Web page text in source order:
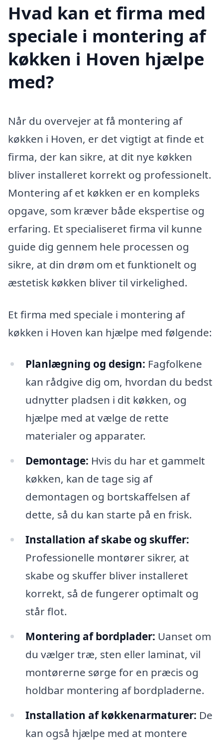
Hvad kan et firma med
speciale i montering af
køkken i Hoven hjælpe
med?
Når du overvejer at få montering af
køkken i Hoven, er det vigtigt at finde et
firma, der kan sikre, at dit nye køkken
bliver installeret korrekt og professionelt.
Montering af et køkken er en kompleks
opgave, som kræver både ekspertise og
erfaring. Et specialiseret firma vil kunne
guide dig gennem hele processen og
sikre, at din drøm om et funktionelt og
æstetisk køkken bliver til virkelighed.
Et firma med speciale i montering af
køkken i Hoven kan hjælpe med følgende:
Planlægning og design: Fagfolkene
kan rådgive dig om, hvordan du bedst
udnytter pladsen i dit køkken, og
hjælpe med at vælge de rette
materialer og apparater.
Demontage: Hvis du har et gammelt
køkken, kan de tage sig af
demontagen og bortskaffelsen af
dette, så du kan starte på en frisk.
Installation af skabe og skuffer:
Professionelle montører sikrer, at
skabe og skuffer bliver installeret
korrekt, så de fungerer optimalt og
står flot.
Montering af bordplader: Uanset om
du vælger træ, sten eller laminat, vil
montørerne sørge for en præcis og
holdbar montering af bordpladerne.
Installation af køkkenarmaturer: De
kan også hjælpe med at montere